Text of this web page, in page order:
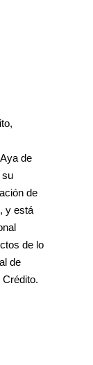
de
su
de
y está
de lo
de